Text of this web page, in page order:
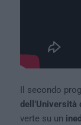
Il secondo
dell’Università
verte su un